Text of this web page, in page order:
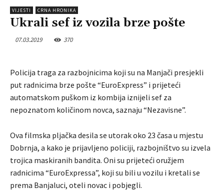
VIJESTI CRNA HRONIKA
Ukrali sef iz vozila brze pošte
07.03.2019 370
Policija traga za razbojnicima koji su na Manjači presjekli
put radnicima brze pošte “EuroExpress” i prijeteći
automatskom puškom iz kombija iznijeli sef za
nepoznatom količinom novca, saznaju “Nezavisne”.
Ova filmska pljačka desila se utorak oko 23 časa u mjestu
Dobrnja, a kako je prijavljeno policiji, razbojništvo su izvela
trojica maskiranih bandita. Oni su prijeteći oružjem
radnicima “EuroExpressa”, koji su bili u vozilu i kretali se
prema Banjaluci, oteli novac i pobjegli.